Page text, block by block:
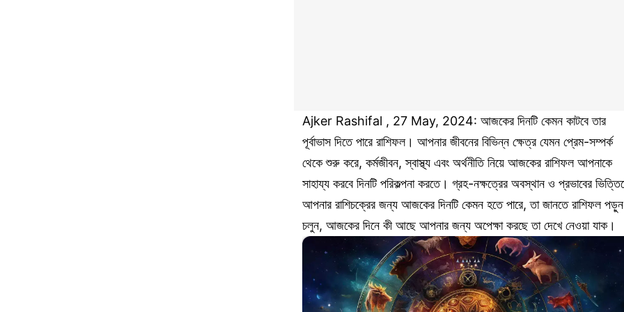
Ajker Rashifal , 27 May, 2024: আজকের দিনটি কেমন কাটবে তার
পূর্বাভাস দিতে পারে রাশিফল। আপনার জীবনের বিভিন্ন ক্ষেত্র যেমন প্রেম-সম্পর্ক
থেকে শুরু করে, কর্মজীবন, স্বাস্থ্য এবং অর্থনীতি নিয়ে আজকের রাশিফল আপনাকে
সাহায্য করবে দিনটি পরিকল্পনা করতে। গ্রহ-নক্ষত্রের অবস্থান ও প্রভাবের
আপনার রাশিচক্রের জন্য আজকের দিনটি কেমন হতে পারে, তা জানতে রাশিফল
চলুন, আজকের দিনে কী আছে আপনার জন্য অপেক্ষা করছে তা দেখে নেওয়া যাক।